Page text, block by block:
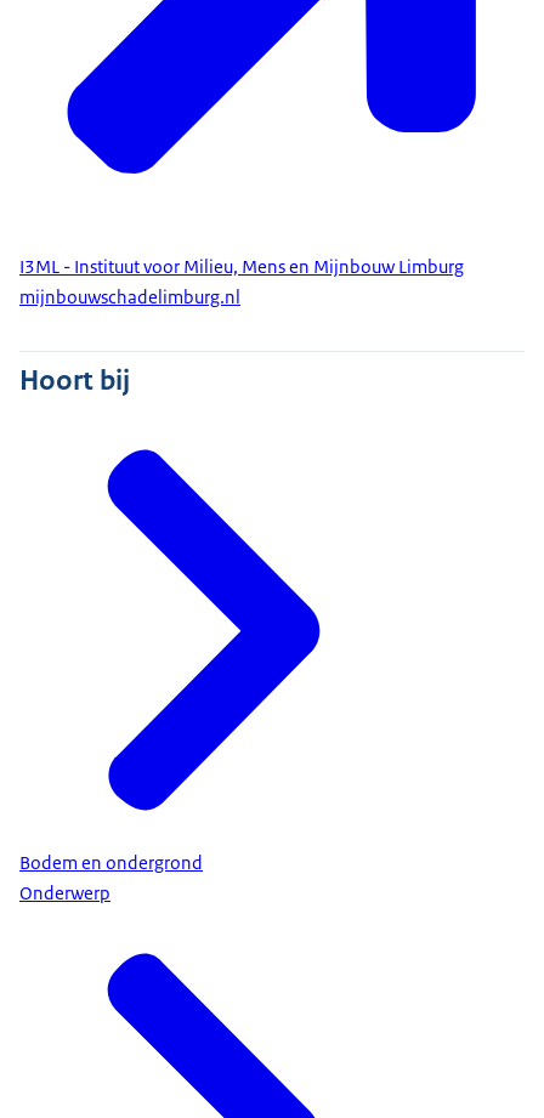
I3ML - Instituut voor Milieu, Mens en Mijnbouw Limburg
mijnbouwschadelimburg.nl
Hoort bij
Bodem en ondergrond
Onderwerp